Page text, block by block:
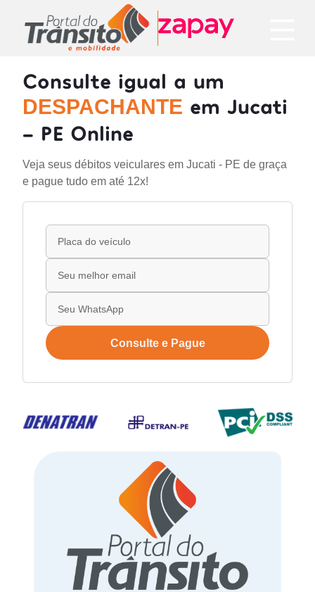
Consulte igual a um
DESPACHANTE em Jucati
- PE Online
Veja seus débitos veiculares em Jucati - PE de graça
e pague tudo em até 12x!
Consulte e Pague